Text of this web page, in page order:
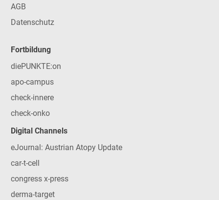
AGB
Datenschutz
Fortbildung
diePUNKTE:on
apo-campus
check-innere
check-onko
Digital Channels
eJournal: Austrian Atopy Update
car-t-cell
congress x-press
derma-target